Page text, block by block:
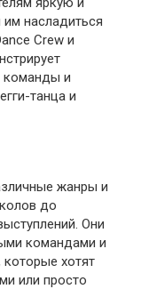
насладиться
Crew и
команды и
танца и
жанры и
до
Они
командами и
хотят
или просто